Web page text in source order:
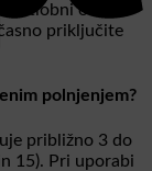
obroč
priključite
polnjenjem?
približno 3 do
15). Pri uporabi